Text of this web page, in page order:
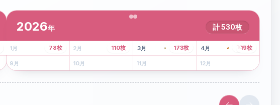
2026年 計530枚
1月 2月 3月 43枚 4月 107枚
5 月
78枚
6月
110枚
7 月
173枚
8月
19枚
9 月 10月 11月 12月